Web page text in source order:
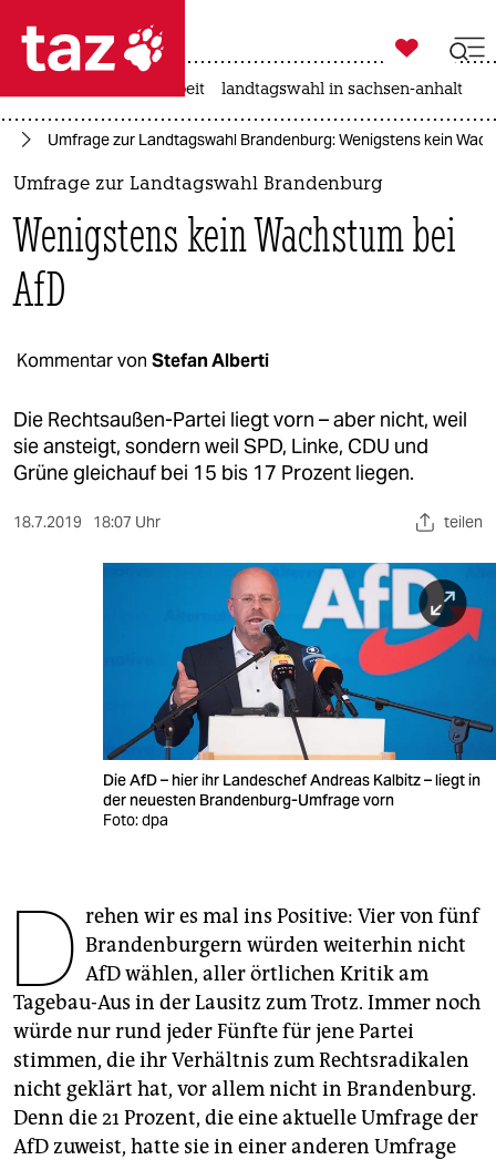
 taz zahl ich
taz zahl ich
themen
politik
öko
gesellschaft
sport
veranstaltungen
fragen & hilfe
abo
genossenschaft
epaper login

taz zahl ich
arbeit landtagswahl in sachsen-anhalt
Umfrage zur Landtagswahl Brandenburg: Wenigstens kein
Umfrage zur Landtagswahl Brandenburg
Wenigstens kein Wachstum bei
AfD
Kommentar von Stefan Alberti
Die Rechtsaußen-Partei liegt vorn – aber nicht, weil
sie ansteigt, sondern weil SPD, Linke, CDU und
Grüne gleichauf bei 15 bis 17 Prozent liegen.
18.7.2019 18:07 Uhr teilen
Die AfD – hier ihr Landeschef Andreas Kalbitz – liegt in
der neuesten Brandenburg-Umfrage vorn
Foto: dpa
D rehen wir es mal ins Positive: Vier von fünf
Brandenburgern würden weiterhin nicht
AfD wählen, aller örtlichen Kritik am
Tagebau-Aus in der Lausitz zum Trotz. Immer noch
würde nur rund jeder Fünfte für jene Partei
stimmen, die ihr Verhältnis zum Rechtsradikalen
nicht geklärt hat, vor allem nicht in Brandenburg.
Denn die 21 Prozent, die eine aktuelle Umfrage der
AfD zuweist, hatte sie in einer anderen Umfrage